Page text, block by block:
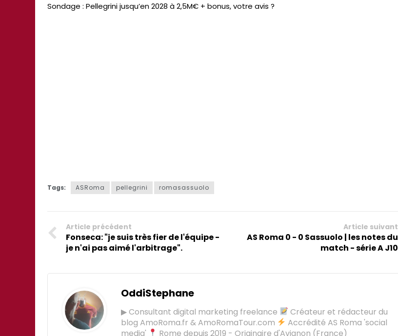
Sondage : Pellegrini jusqu’en 2028 à 2,5M€ + bonus, votre avis ?
Tags: ASRoma pellegrini romasassuolo
Article précédent
Fonseca: "je suis très fier de l'équipe -
je n'ai pas aimé l'arbitrage".
Article suivant
AS Roma 0 - 0 Sassuolo | les notes du
match - série A J10
OddiStephane
▶ Consultant digital marketing freelance
Créateur et rédacteur du
blog AmoRoma.fr & AmoRomaTour.com
Accrédité AS Roma 'social
media'
Rome depuis 2019 - Originaire d'Avignon (France)